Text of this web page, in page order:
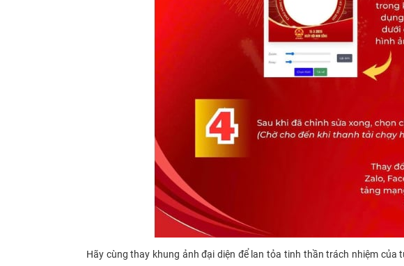
Hãy cùng thay khung ảnh đại diện để lan tỏa tinh thần trách nhiệm